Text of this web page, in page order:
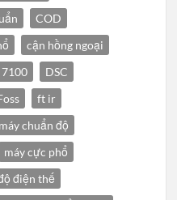
COD
cận hồng ngoại
DSC
ft ir
máy chuẩn độ
máy cực phổ
điện thế